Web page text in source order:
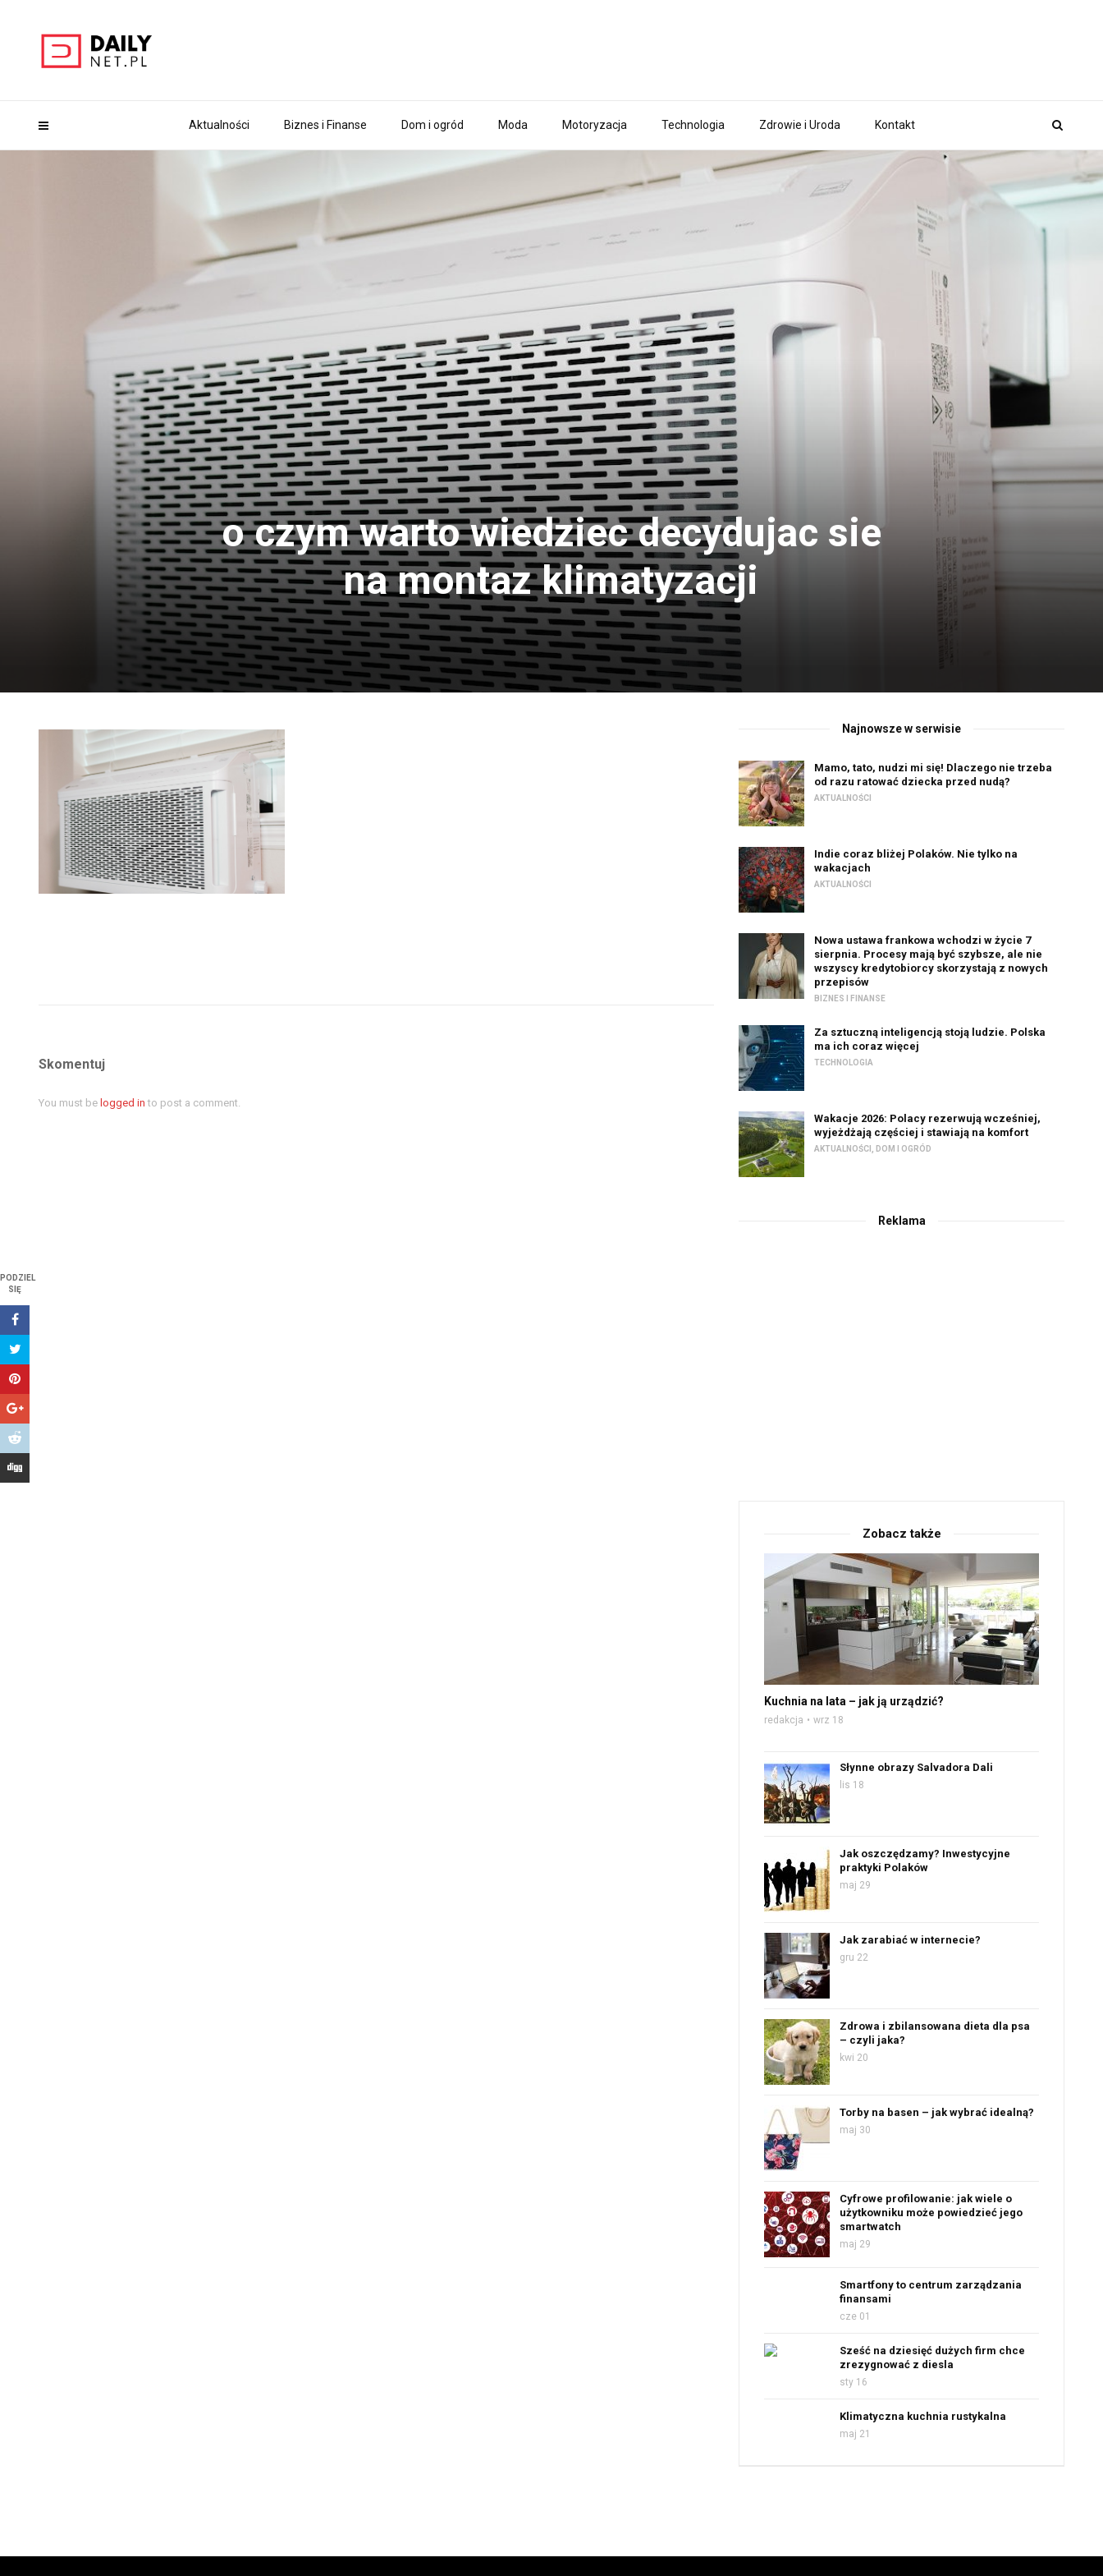
Aktualności Biznes i Finanse Dom i ogród Moda Motoryzacja Technologia Zdrowie i Uroda Kontakt
o czym warto wiedziec decydujac sie
na montaz klimatyzacji
PODZIEL
SIĘ
Skomentuj
You must be logged in to post a comment.
Najnowsze w serwisie
Mamo, tato, nudzi mi się! Dlaczego nie trzeba
od razu ratować dziecka przed nudą?
AKTUALNOŚCI
Indie coraz bliżej Polaków. Nie tylko na
wakacjach
AKTUALNOŚCI
Nowa ustawa frankowa wchodzi w życie 7
sierpnia. Procesy mają być szybsze, ale nie
wszyscy kredytobiorcy skorzystają z nowych
przepisów
BIZNES I FINANSE
Za sztuczną inteligencją stoją ludzie. Polska
ma ich coraz więcej
TECHNOLOGIA
Wakacje 2026: Polacy rezerwują wcześniej,
wyjeżdżają częściej i stawiają na komfort
AKTUALNOŚCI DOM I OGRÓD
Reklama
Zobacz także
Kuchnia na lata – jak ją urządzić?
redakcja wrz 18
Słynne obrazy Salvadora Dali
lis 18
Jak oszczędzamy? Inwestycyjne
praktyki Polaków
maj 29
Jak zarabiać w internecie?
gru 22
Zdrowa i zbilansowana dieta dla psa
– czyli jaka?
kwi 20
Torby na basen – jak wybrać idealną?
maj 30
Cyfrowe profilowanie: jak wiele o
użytkowniku może powiedzieć jego
smartwatch
maj 29
Smartfony to centrum zarządzania
finansami
cze 01
Sześć na dziesięć dużych firm chce
zrezygnować z diesla
sty 16
Klimatyczna kuchnia rustykalna
maj 21